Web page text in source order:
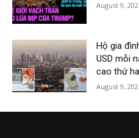
August 9,
Hộ gia
USD mỗi
cao thứ
August 9,